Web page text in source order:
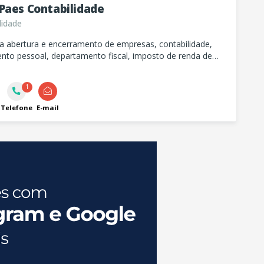
Contabilidade
abertura e encerramento de empresas, contabilidade,
pessoal, departamento fiscal, imposto de renda de
1
Telefone E-mail